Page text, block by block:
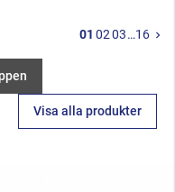
01 0203…16 keyboard_arrow_right
Visa alla produkter